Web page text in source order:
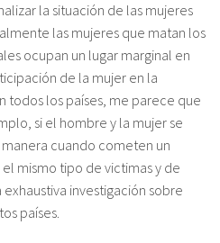
la situación de las mujeres
las mujeres que matan los
ocupan un lugar marginal en
de la mujer en la
todos los países, me parece que
si el hombre y la mujer se
cuando cometen un
mismo tipo de victimas y de
exhaustiva investigación sobre
países.